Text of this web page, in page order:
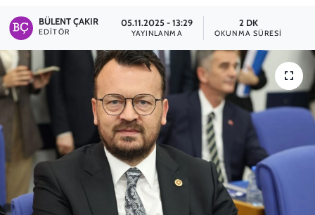
BÜLENT ÇAKIR
EDITÖR
05.11.2025 - 13:29
YAYINLANMA
2 DK
OKUNMA SÜRESI